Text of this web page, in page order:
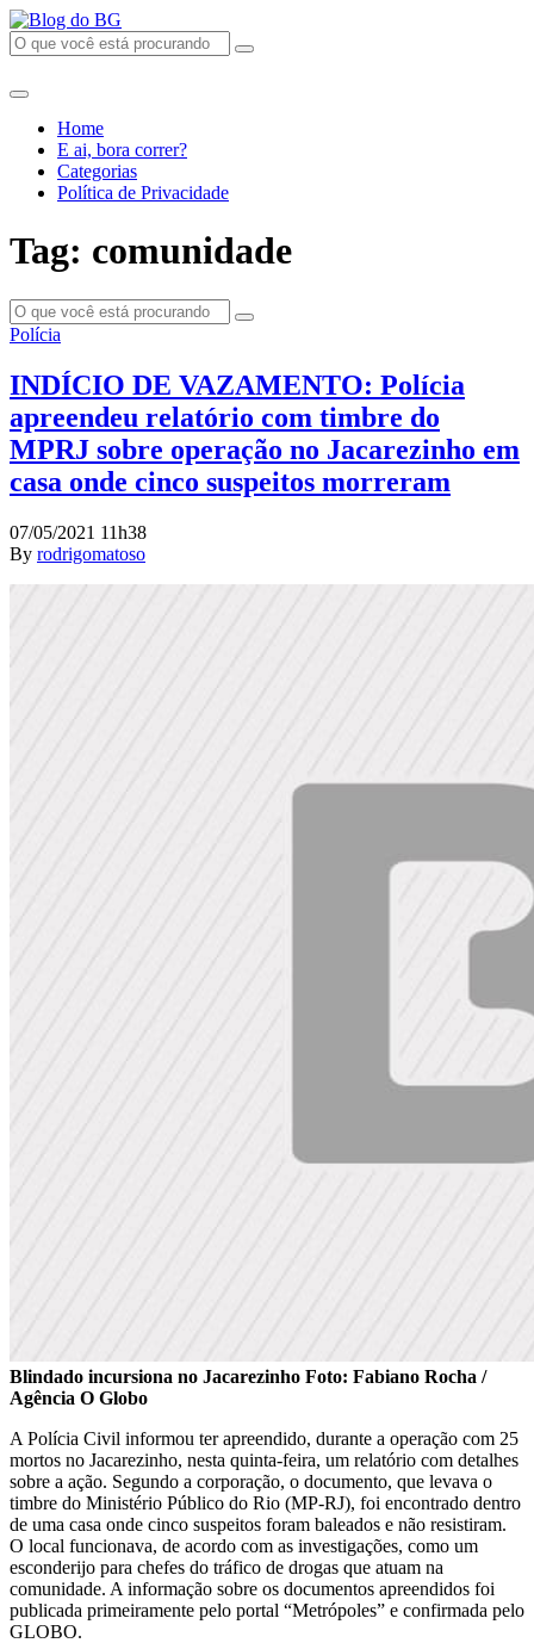
Home
E ai, bora correr?
Categorias
Política de Privacidade
Tag: comunidade
Polícia
INDÍCIO DE VAZAMENTO: Polícia
apreendeu relatório com timbre do
MPRJ sobre operação no Jacarezinho em
casa onde cinco suspeitos morreram
07/05/2021 11h38
By rodrigomatoso
Blindado incursiona no Jacarezinho Foto: Fabiano Rocha /
Agência O Globo
A Polícia Civil informou ter apreendido, durante a operação com 25
mortos no Jacarezinho, nesta quinta-feira, um relatório com detalhes
sobre a ação. Segundo a corporação, o documento, que levava o
timbre do Ministério Público do Rio (MP-RJ), foi encontrado dentro
de uma casa onde cinco suspeitos foram baleados e não resistiram.
O local funcionava, de acordo com as investigações, como um
esconderijo para chefes do tráfico de drogas que atuam na
comunidade. A informação sobre os documentos apreendidos foi
publicada primeiramente pelo portal “Metrópoles” e confirmada pelo
GLOBO.